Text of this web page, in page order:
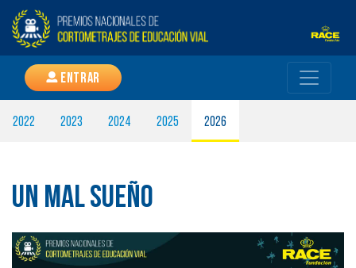
Entrar
2022 2023 2024 2025 2026
UN MAL SUEÑO